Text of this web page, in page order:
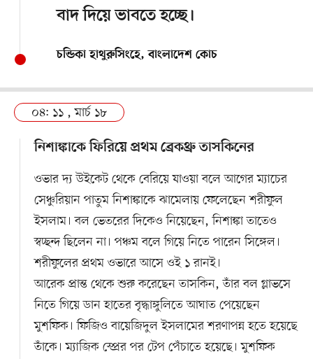
বাদ দিয়ে ভাবতে হচ্ছে।
চন্ডিকা হাথুরুসিংহে, বাংলাদেশ কোচ
০৪: ১১ , মার্চ ১৮
নিশাঙ্কাকে ফিরিয়ে প্রথম ব্রেকথ্রু তাসকিনের
ওভার দ্য উইকেট থেকে বেরিয়ে যাওয়া বলে আগের ম্যাচের
সেঞ্চুরিয়ান পাতুম নিশাঙ্কাকে ঝামেলায় ফেলেছেন শরীফুল
ইসলাম। বল ভেতরের দিকেও নিয়েছেন, নিশাঙ্কা তাতেও
স্বচ্ছন্দ ছিলেন না। পঞ্চম বলে গিয়ে নিতে পারেন সিঙ্গেল।
শরীফুলের প্রথম ওভারে আসে ওই ১ রানই।
আরেক প্রান্ত থেকে শুরু করেছেন তাসকিন, তাঁর বল গ্লাভসে
নিতে গিয়ে ডান হাতের বৃদ্ধাঙ্গুলিতে আঘাত পেয়েছেন
মুশফিক। ফিজিও বায়েজিদুল ইসলামের শরণাপন্ন হতে হয়েছে
তাঁকে। ম্যাজিক স্প্রের পর টেপ পেঁচাতে হয়েছে। মুশফিক